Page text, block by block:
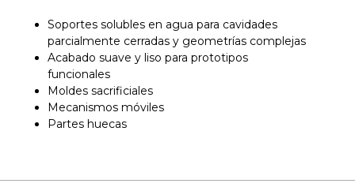
Soportes solubles en agua para cavidades
parcialmente cerradas y geometrías complejas
Acabado suave y liso para prototipos
funcionales
Moldes sacrificiales
Mecanismos móviles
Partes huecas